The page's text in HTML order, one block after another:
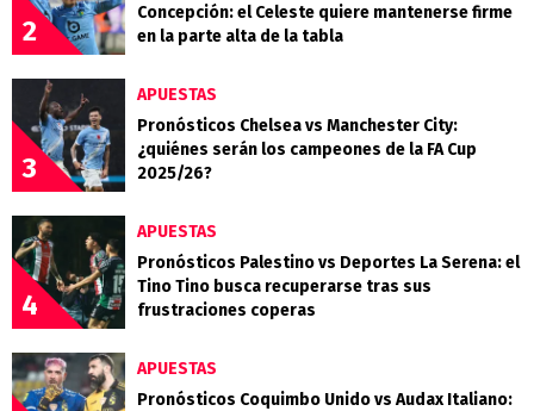
2
Concepción: el Celeste quiere mantenerse firme
en la parte alta de la tabla
3
APUESTAS
Pronósticos Chelsea vs Manchester City:
¿quiénes serán los campeones de la FA Cup
2025/26?
4
APUESTAS
Pronósticos Palestino vs Deportes La Serena: el
Tino Tino busca recuperarse tras sus
frustraciones coperas
APUESTAS
Pronósticos Coquimbo Unido vs Audax Italiano: